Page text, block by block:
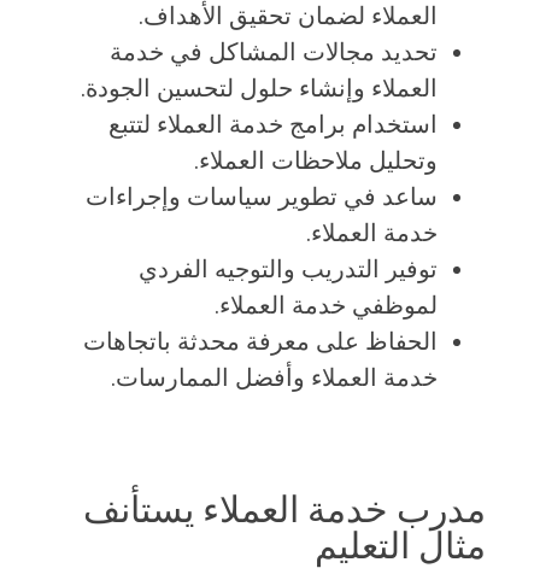
العملاء لضمان تحقيق الأهداف.
تحديد مجالات المشاكل في خدمة
العملاء وإنشاء حلول لتحسين الجودة.
استخدام برامج خدمة العملاء لتتبع
وتحليل ملاحظات العملاء.
ساعد في تطوير سياسات وإجراءات
خدمة العملاء.
توفير التدريب والتوجيه الفردي
لموظفي خدمة العملاء.
الحفاظ على معرفة محدثة باتجاهات
خدمة العملاء وأفضل الممارسات.
مدرب خدمة العملاء يستأنف
مثال التعليم